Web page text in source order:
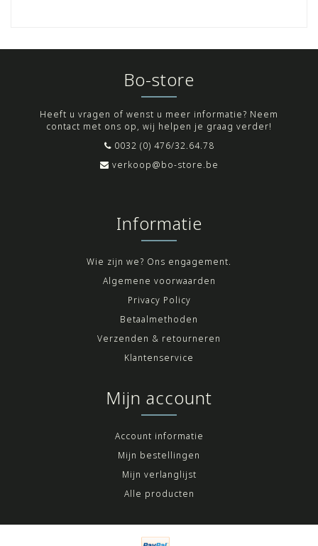
Bo-store
Heeft u vragen of wenst u meer informatie? Neem
contact met ons op, wij helpen je graag verder!
0032 (0) 476/32.64.78
verkoop@bo-store.be
Informatie
Wie zijn we? Ons engagement.
Algemene voorwaarden
Privacy Policy
Betaalmethoden
Verzenden & retourneren
Klantenservice
Mijn account
Account informatie
Mijn bestellingen
Mijn verlanglijst
Alle producten